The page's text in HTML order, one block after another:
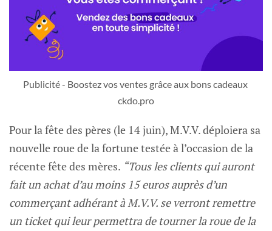
Publicité - Boostez vos ventes grâce aux bons cadeaux
ckdo.pro
Pour la fête des pères (le 14 juin), M.V.V. déploiera sa
nouvelle roue de la fortune testée à l’occasion de la
récente fête des mères. “Tous les clients qui auront
fait un achat d’au moins 15 euros auprès d’un
commerçant adhérant à M.V.V. se verront remettre
un ticket qui leur permettra de tourner la roue de la